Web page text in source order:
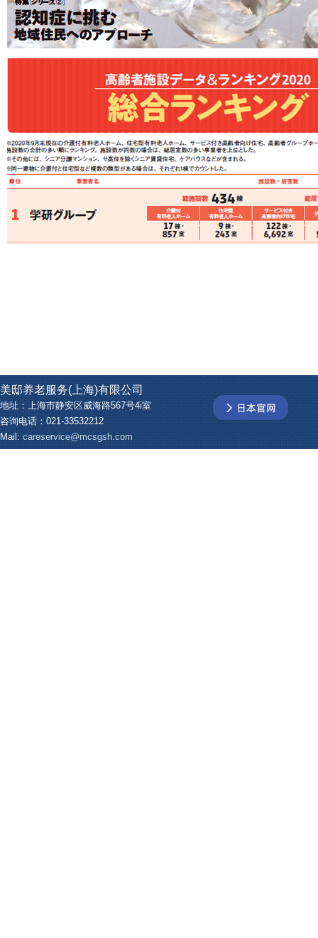
美邸养老服务(上海)有限公司
地址：上海市静安区威海路567号4i室
咨询电话：021-33532212
Mail: careservice@mcsgsh.com